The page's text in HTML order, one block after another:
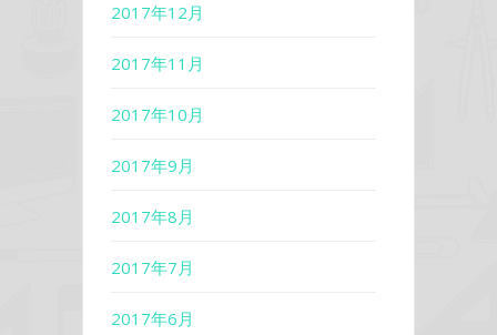
2017年12月
2017年11月
2017年10月
2017年9月
2017年8月
2017年7月
2017年6月